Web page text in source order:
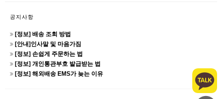
공지사항
[정보] 배송 조회 방법
[안내]인사말 및 마음가짐
[정보] 손쉽게 주문하는 법
[정보] 개인통관부호 발급받는 법
[정보] 해외배송 EMS가 늦는 이유